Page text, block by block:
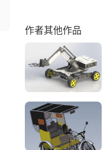
作者其他作品